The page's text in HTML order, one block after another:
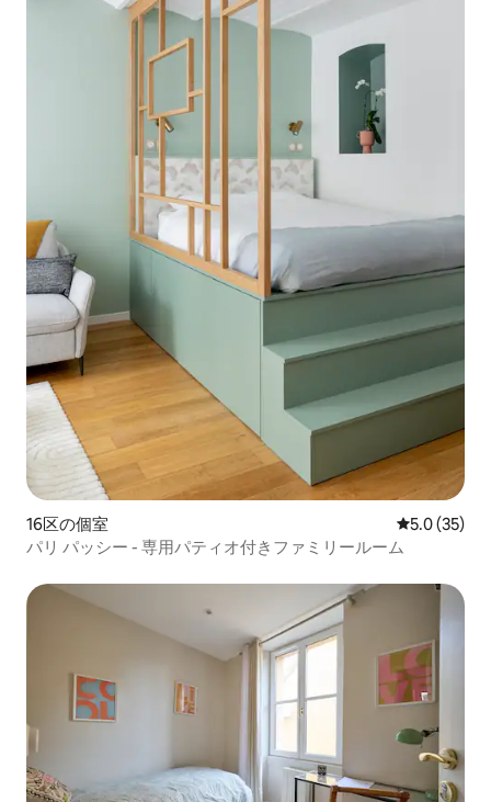
16区の個室 レビュー35
5.0 (35)
パリ パッシー - 専用パティオ付きファミリールーム